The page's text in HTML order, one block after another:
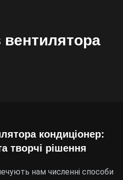
вентилятора
кондиціонер:
творчі рішення
нам численні способи